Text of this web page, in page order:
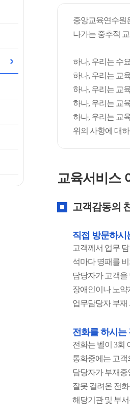
중앙교육연수원
나가는 중추적
하나, 우리는 수
하나, 우리는 교
하나, 우리는 교
하나, 우리는 교
하나, 우리는 교
위의 사항에 대
교육서비스
고객감동의
직접 방문하시
고객께서 업무
석마다 명패를
담당자가 고객
장애인이나 노약
업무담당자 부재
전화를 하시는
전화는 벨이 3회
통화중에는 고객
담당자가 부재
잘못 걸려온 전
해당기관 및 부